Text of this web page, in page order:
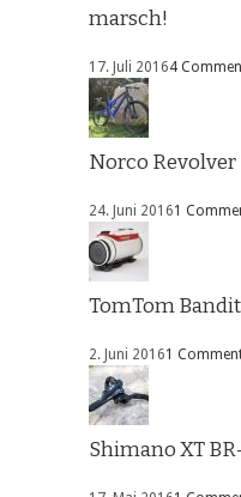
marsch!
17. Juli 20164
Norco Revolver
24. Juni 20161
TomTom
2. Juni 20161
Shimano XT